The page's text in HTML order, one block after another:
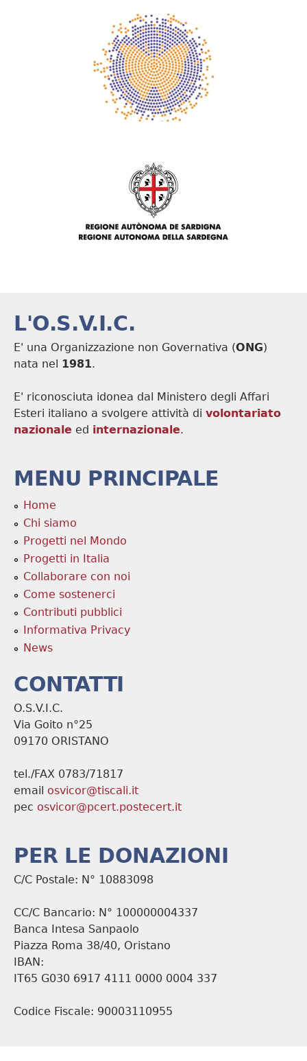
L'O.S.V.I.C.
E' una Organizzazione non Governativa (ONG)
nata nel 1981.
E' riconosciuta idonea dal Ministero degli Affari
Esteri italiano a svolgere attività di volontariato
nazionale ed internazionale.
MENU PRINCIPALE
Home
Chi siamo
Progetti nel Mondo
Progetti in Italia
Collaborare con noi
Come sostenerci
Contributi pubblici
Informativa Privacy
News
CONTATTI
O.S.V.I.C.
Via Goito n°25
09170 ORISTANO
tel./FAX 0783/71817
email osvicor@tiscali.it
pec osvicor@pcert.postecert.it
PER LE DONAZIONI
C/C Postale: N° 10883098
CC/C Bancario: N° 100000004337
Banca Intesa Sanpaolo
Piazza Roma 38/40, Oristano
IBAN:
IT65 G030 6917 4111 0000 0004 337
Codice Fiscale: 90003110955